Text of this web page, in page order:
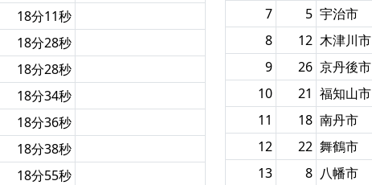
18分11秒
18分28秒
18分28秒
18分34秒
18分36秒
18分38秒
18分55秒
7
5 宇治市
8
12 木津川市
9
26 京丹後市
10
21 福知山市
11
18 南丹市
12
22 舞鶴市
13
8 八幡市